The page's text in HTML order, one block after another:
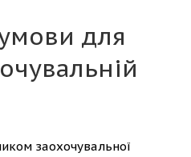
для
заохочувальної